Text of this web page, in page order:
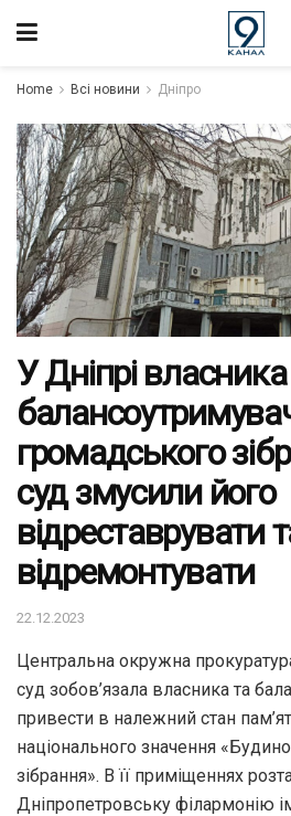
Home Всі новини Дніпро
У Дніпрі
громадського
суд змусили його
відреставрувати
відремонтувати
22.12.2023
Центральна окружна
суд зобов’язала власника та
привести в належний стан
національного значення
зібрання». В її приміщеннях
Дніпропетровську філармонію